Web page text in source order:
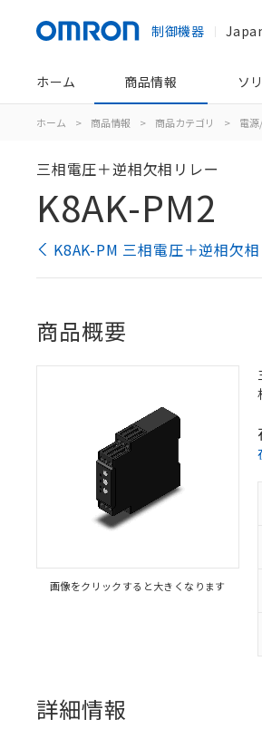
制御機器
ホーム 商品情報 ソ
ホーム > 商品情報 > 商品カテゴリ > 電
三相電圧＋逆相欠相リレー
K8AK-PM2
K8AK-PM 三相電圧＋逆相欠
商品概要
画像をクリックすると大きくなります
詳細情報